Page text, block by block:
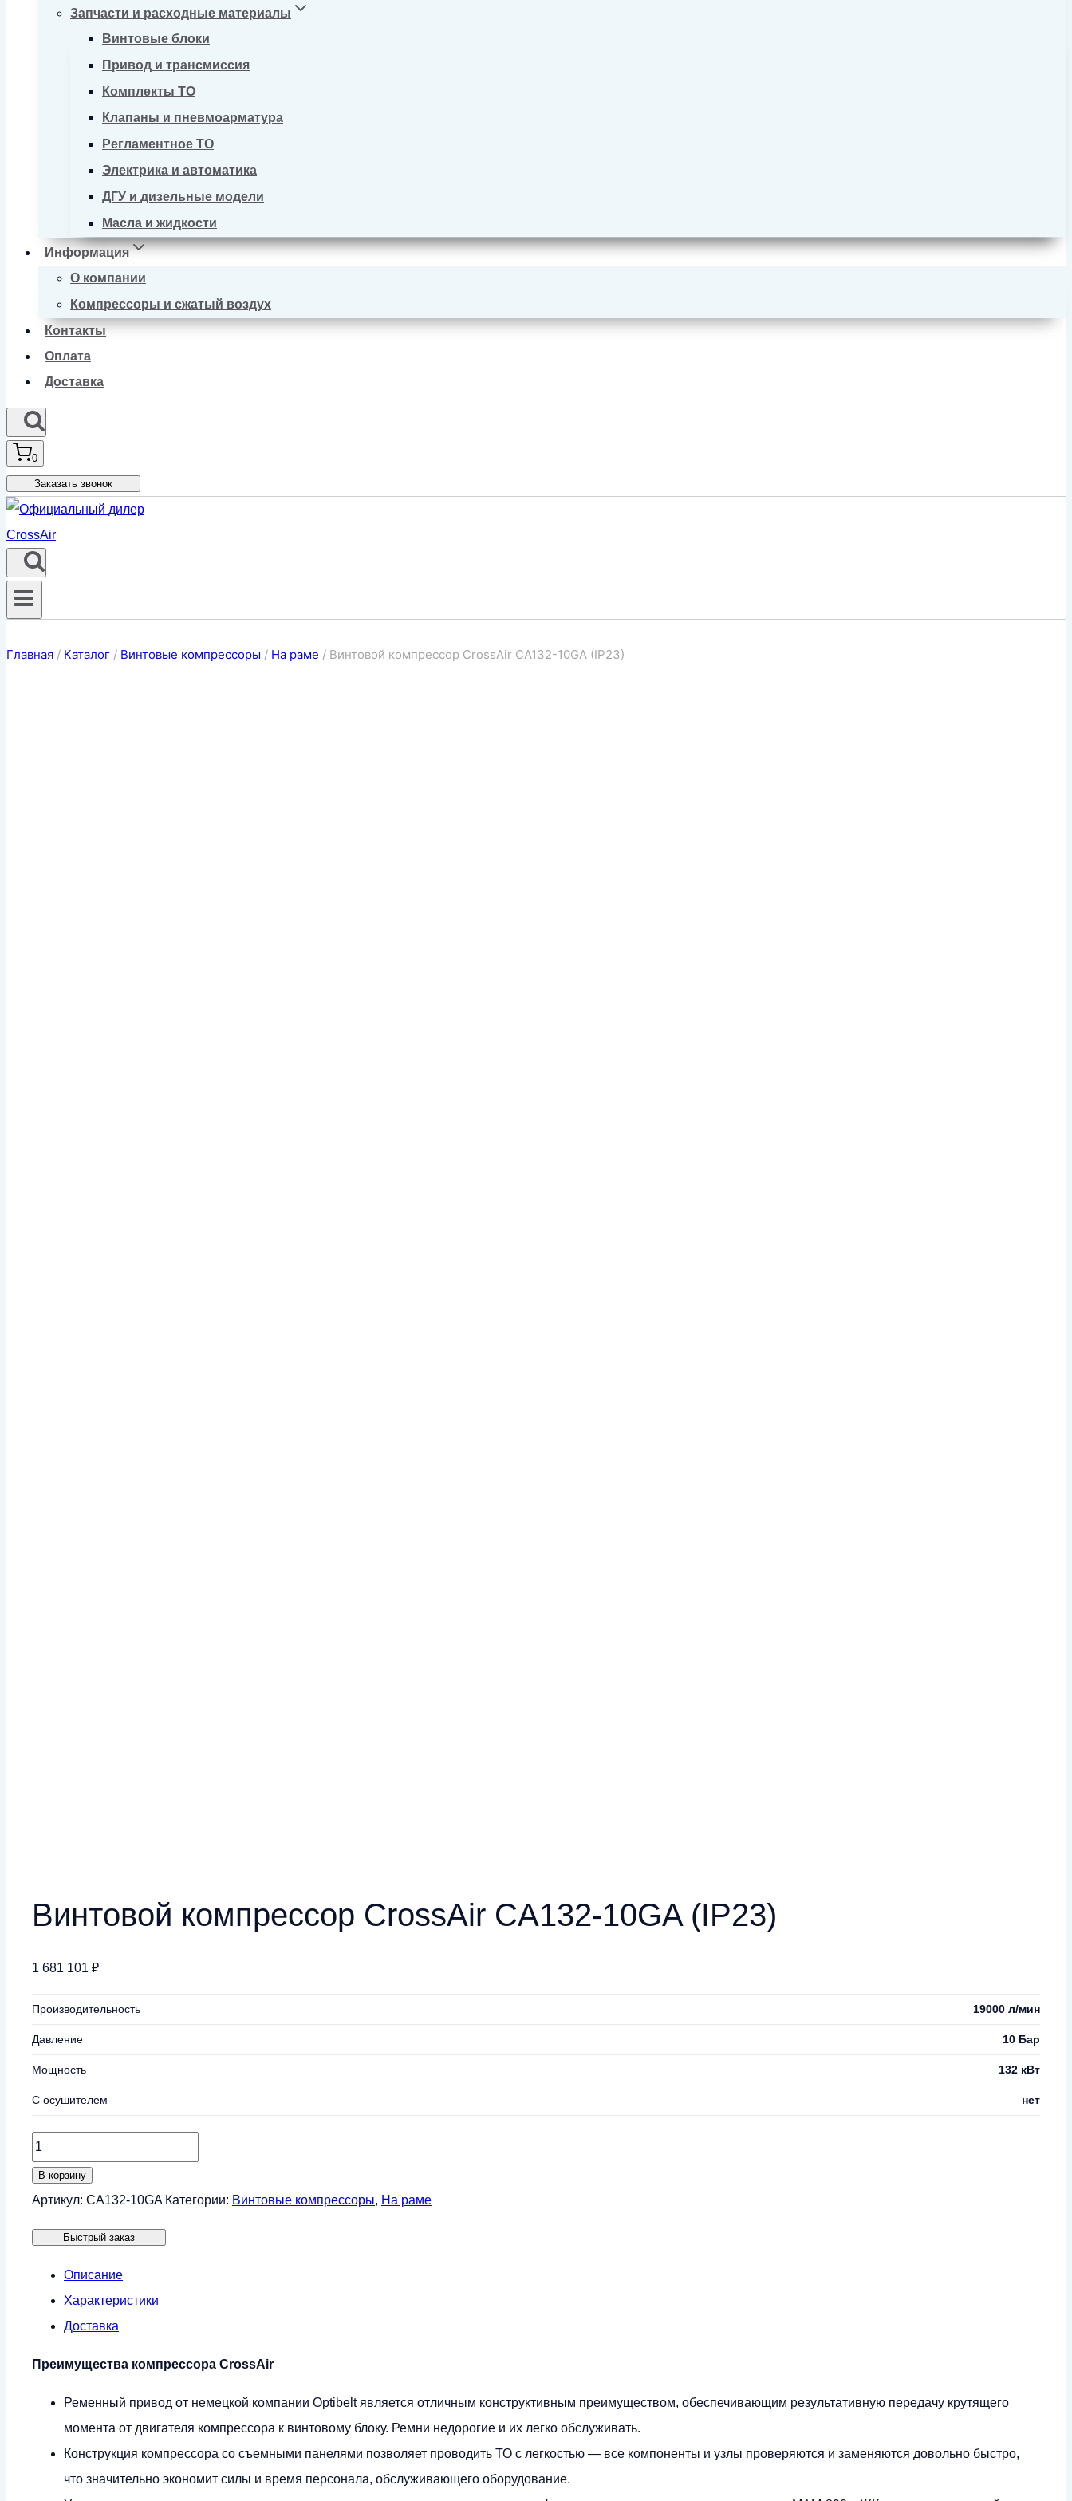
Запчасти и расходные материалы
Винтовые блоки
Привод и трансмиссия
Комплекты ТО
Клапаны и пневмоарматура
Регламентное ТО
Электрика и автоматика
ДГУ и дизельные модели
Масла и жидкости
Информация
О компании
Компрессоры и сжатый воздух
Контакты
Оплата
Доставка
0
Заказать звонок
Главная / Каталог / Винтовые компрессоры / На раме / Винтовой компрессор CrossAir CA132-10GA (IP23)
Винтовой компрессор CrossAir CA132-10GA (IP23)
1 681 101 ₽
Производительность 19000 л/мин
Давление 10 Бар
Мощность 132 кВт
С осушителем нет
Количество
товара
Винтовой
CrossAir
CA132-
10GA
(IP23)
В корзину
Артикул: CA132-10GA Категории: Винтовые компрессоры, На раме
Быстрый заказ
Описание
Характеристики
Доставка
Преимущества компрессора CrossAir
Ременный привод от немецкой компании Optibelt является отличным конструктивным преимуществом, обеспечивающим результативную передачу крутящего
момента от двигателя компрессора к винтовому блоку. Ремни недорогие и их легко обслуживать.
Конструкция компрессора со съемными панелями позволяет проводить ТО с легкостью — все компоненты и узлы проверяются и заменяются довольно быстро,
что значительно экономит силы и время персонала, обслуживающего оборудование.